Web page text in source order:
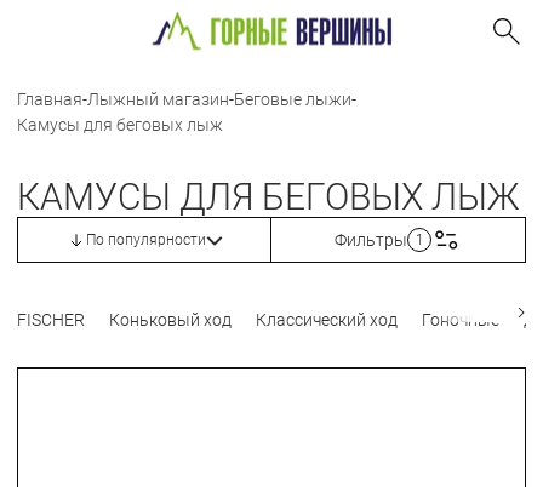
Главная-Лыжный магазин-Беговые лыжи-
Камусы для беговых лыж
КАМУСЫ ДЛЯ БЕГОВЫХ ЛЫЖ
По популярности Фильтры 1
FISCHER Коньковый ход Классический ход Гоночные